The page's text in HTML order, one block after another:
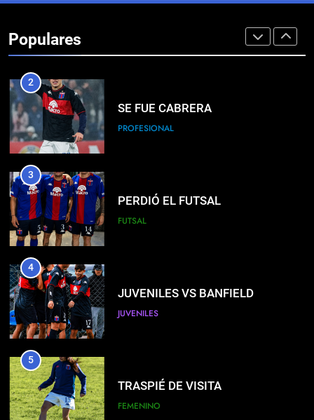
Populares
INFANTILES VS
2
SE FUE CABRERA
PROFESIONAL
3
PERDIÓ EL FUTSAL
FUTSAL
4
JUVENILES VS BANFIELD
JUVENILES
5
TRASPIÉ DE VISITA
FEMENINO